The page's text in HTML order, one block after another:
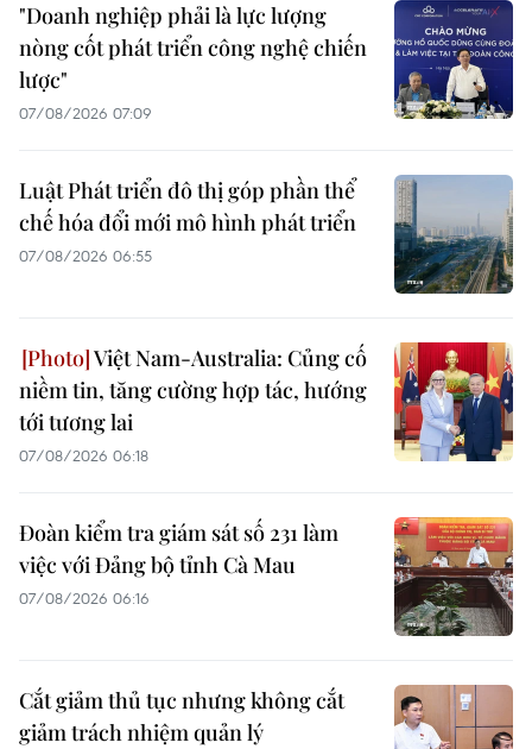
"Doanh nghiệp phải là lực lượng
nòng cốt phát triển công nghệ chiến
lược"
07/08/2026 07:09
Luật Phát triển đô thị góp phần thể
chế hóa đổi mới mô hình phát triển
07/08/2026 06:55
Việt Nam-Australia: Củng cố
niềm tin, tăng cường hợp tác, hướng
tới tương lai
07/08/2026 06:18
Đoàn kiểm tra giám sát số 231 làm
việc với Đảng bộ tỉnh Cà Mau
07/08/2026 06:16
Cắt giảm thủ tục nhưng không cắt
giảm trách nhiệm quản lý